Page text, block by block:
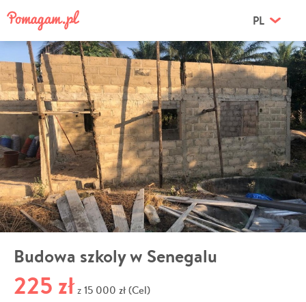
PL
Budowa szkoly w Senegalu
225 zł z 15 000 zł (Cel)